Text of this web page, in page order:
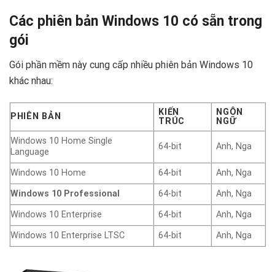
Các phiên bản Windows 10 có sẵn trong
gói ️
Gói phần mềm này cung cấp nhiều phiên bản Windows 10
khác nhau:
PHIÊN BẢN
KIẾN
TRÚC
NGÔN
NGỮ
Windows 10 Home Single
Language
64-bit Anh, Nga
Windows 10 Home 64-bit
Anh, Nga
Windows 10 Professional
64-bit
Anh, Nga
Windows 10 Enterprise
64-bit
Anh, Nga
Windows 10 Enterprise LTSC
64-bit Anh, Nga